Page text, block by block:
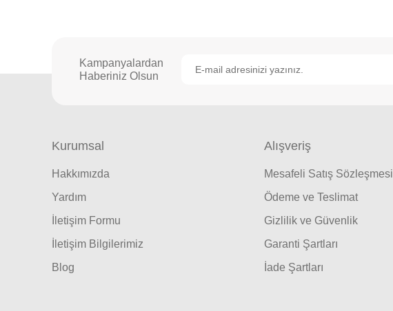
Kampanyalardan
Haberiniz Olsun
Kurumsal
Hakkımızda
Yardım
İletişim Formu
İletişim Bilgilerimiz
Blog
Alışveriş
Mesafeli Satış Sözleşmesi
Ödeme ve Teslimat
Gizlilik ve Güvenlik
Garanti Şartları
İade Şartları